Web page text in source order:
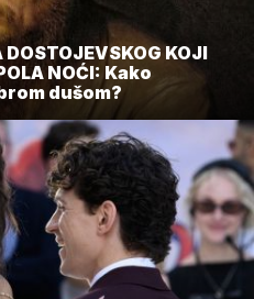
DOSTOJEVSKOG KOJI
NOĆI: Kako
dušom?